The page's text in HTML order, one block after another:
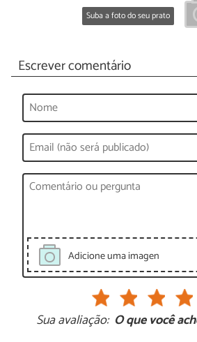
Suba a foto do seu prato
Escrever comentário
Adicione uma imagen
Sua avaliação: O que você